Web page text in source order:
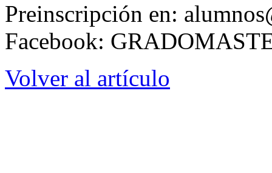
Preinscripción en:
Facebook:
Volver al artículo